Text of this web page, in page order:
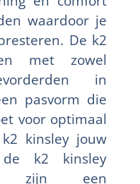
waardoor je
De k2
met zowel
in
pasvorm die
voor optimaal
kinsley jouw
k2 kinsley
zijn een